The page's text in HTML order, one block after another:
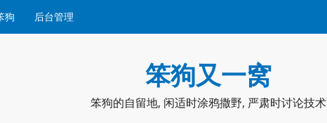
狗 后台管理
笨狗又一窝
笨狗的自留地, 闲适时涂鸦撒野, 严肃时讨论技术